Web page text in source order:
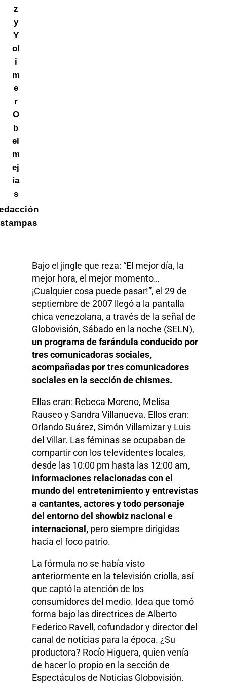
z
y
Y
ol
i
m
e
r
O
b
el
m
ej
ía
s
Bajo el jingle que reza: “El mejor día, la
mejor hora, el mejor momento…
¡Cualquier cosa puede pasar!”, el 29 de
septiembre de 2007 llegó a la pantalla
chica venezolana, a través de la señal de
Globovisión, Sábado en la noche (SELN),
un programa de farándula conducido por
tres comunicadoras sociales,
acompañadas por tres comunicadores
sociales en la sección de chismes.
Ellas eran: Rebeca Moreno, Melisa
Rauseo y Sandra Villanueva. Ellos eran:
Orlando Suárez, Simón Villamizar y Luis
del Villar. Las féminas se ocupaban de
compartir con los televidentes locales,
desde las 10:00 pm hasta las 12:00 am,
informaciones relacionadas con el
mundo del entretenimiento y entrevistas
a cantantes, actores y todo personaje
del entorno del showbiz nacional e
internacional, pero siempre dirigidas
hacia el foco patrio.
La fórmula no se había visto
anteriormente en la televisión criolla, así
que captó la atención de los
consumidores del medio. Idea que tomó
forma bajo las directrices de Alberto
Federico Ravell, cofundador y director del
canal de noticias para la época. ¿Su
productora? Rocío Higuera, quien venía
de hacer lo propio en la sección de
Espectáculos de Noticias Globovisión.